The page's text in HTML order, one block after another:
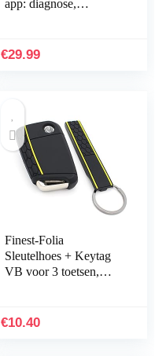
app: diagnose,
BMW, Lexus, Mini,
€29.99
Finest-Folia
Sleutelhoes + Keytag
VB voor 3 toetsen,
€10.40